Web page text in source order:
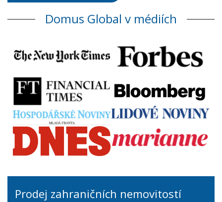
Domus Global v médiích
Prodej zahraničních nemovitostí